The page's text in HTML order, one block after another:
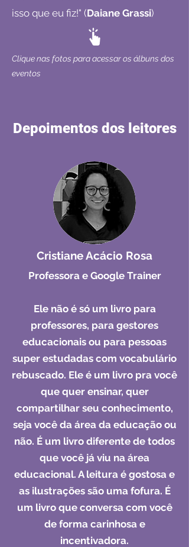
isso que eu fiz!" (Daiane Grassi)
Clique nas fotos para acessar os álbuns dos
eventos
Depoimentos dos leitores
Cristiane Acácio Rosa
Professora e Google Trainer​
Ele não é só um livro para
professores, para gestores
educacionais ou para pessoas
super estudadas com vocabulário
rebuscado. Ele é um livro pra você
que quer ensinar, quer
compartilhar seu conhecimento,
seja você da área da educação ou
não. É um livro diferente de todos
que você já viu na área
educacional. A leitura é gostosa e
as ilustrações são uma fofura. É
um livro que conversa com você
de forma carinhosa e
incentivadora.